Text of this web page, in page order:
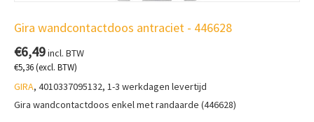
Gira wandcontactdoos antraciet - 446628
€6,49incl. BTW
€5,36(excl. BTW)
GIRA, 4010337095132, 1-3 werkdagen levertijd
Gira wandcontactdoos enkel met randaarde (446628)